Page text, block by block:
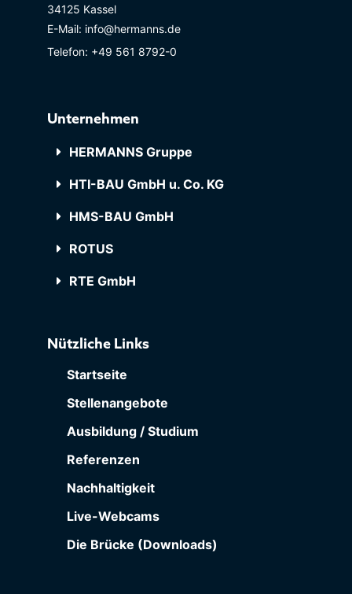
Unternehmen
HERMANNS Gruppe
HTI-BAU GmbH u. Co. KG
HMS-BAU GmbH
ROTUS
RTE GmbH
Nützliche Links
Startseite
Stellenangebote
Ausbildung / Studium
Referenzen
Nachhaltigkeit
Live-Webcams
Die Brücke (Downloads)
34125 Kassel
E-Mail: info@hermanns.de
Telefon: +49 561 8792-0